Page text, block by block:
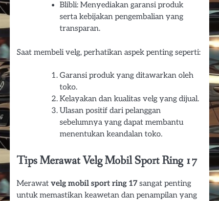
Blibli: Menyediakan garansi produk
serta kebijakan pengembalian yang
transparan.
Saat membeli velg, perhatikan aspek penting seperti:
Garansi produk yang ditawarkan oleh
toko.
Kelayakan dan kualitas velg yang dijual.
Ulasan positif dari pelanggan
sebelumnya yang dapat membantu
menentukan keandalan toko.
Tips Merawat Velg Mobil Sport Ring 17
Merawat velg mobil sport ring 17 sangat penting
untuk memastikan keawetan dan penampilan yang